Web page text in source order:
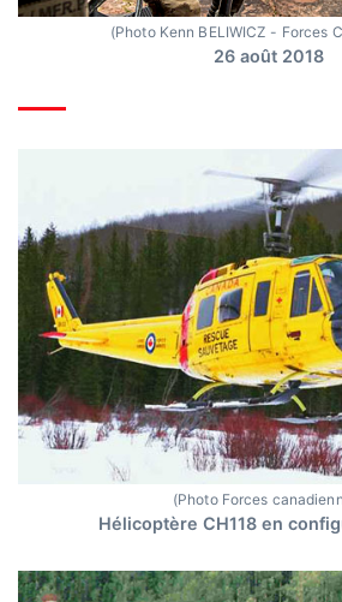
(Photo Kenn BELIWICZ - Forces
26 août 2018
(Photo Forces
Hélicoptère CH118 en